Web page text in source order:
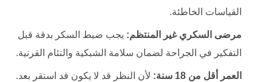
القياسات الخاطئة.
مرضى السكري غير المنتظم: يجب ضبط السكر بدقة قبل
التفكير في الجراحة لضمان سلامة الشبكية والتئام القرنية.
العمر أقل من 18 سنة: لأن النظر قد لا يكون قد استقر بعد.